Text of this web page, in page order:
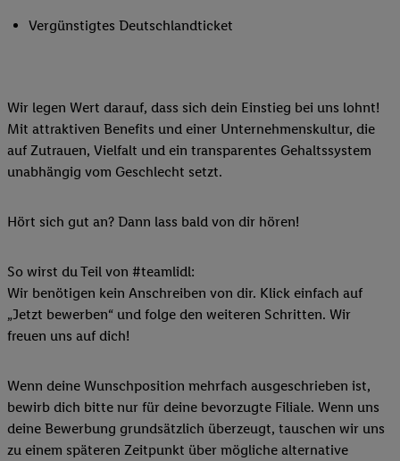
Vergünstigtes Deutschlandticket
Wir legen Wert darauf, dass sich dein Einstieg bei uns lohnt!
Mit attraktiven Benefits und einer Unternehmenskultur, die
auf Zutrauen, Vielfalt und ein transparentes Gehaltssystem
unabhängig vom Geschlecht setzt.
Hört sich gut an? Dann lass bald von dir hören!
So wirst du Teil von #teamlidl:
Wir benötigen kein Anschreiben von dir. Klick einfach auf
„Jetzt bewerben“ und folge den weiteren Schritten. Wir
freuen uns auf dich!
Wenn deine Wunschposition mehrfach ausgeschrieben ist,
bewirb dich bitte nur für deine bevorzugte Filiale. Wenn uns
deine Bewerbung grundsätzlich überzeugt, tauschen wir uns
zu einem späteren Zeitpunkt über mögliche alternative